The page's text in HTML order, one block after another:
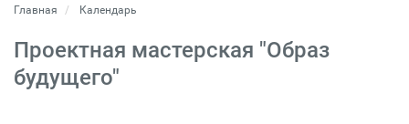
Главная Календарь
Проектная мастерская "Образ
будущего"